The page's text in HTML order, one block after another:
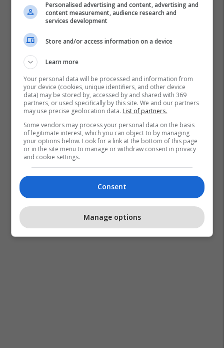
Personalised advertising and content, advertising and
content measurement, audience research and
services development
Store and/or access information on a device
Learn more
Your personal data will be processed and information from
your device (cookies, unique identifiers, and other device
data) may be stored by, accessed by and shared with 369
partners, or used specifically by this site. We and our partners
may use precise geolocation data. List of partners.
Some vendors may process your personal data on the basis
of legitimate interest, which you can object to by managing
your options below. Look for a link at the bottom of this page
or in the site menu to manage or withdraw consent in privacy
and cookie settings.
Consent
Manage options